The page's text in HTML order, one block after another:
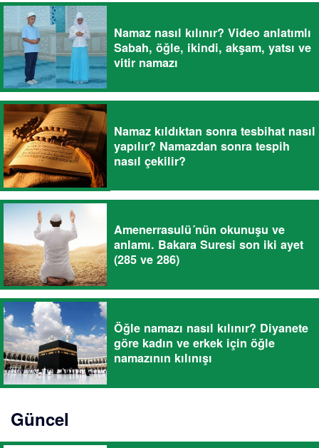
Namaz nasıl kılınır? Video anlatımlı
Sabah, öğle, ikindi, akşam, yatsı ve
vitir namazı
Namaz kıldıktan sonra tesbihat nasıl
yapılır? Namazdan sonra tespih
nasıl çekilir?
Amenerrasulü´nün okunuşu ve
anlamı. Bakara Suresi son iki ayet
(285 ve 286)
Öğle namazı nasıl kılınır? Diyanete
göre kadın ve erkek için öğle
namazının kılınışı
Güncel